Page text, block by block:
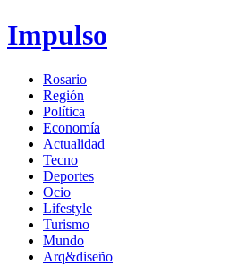
Impulso
Rosario
Región
Política
Economía
Actualidad
Tecno
Deportes
Ocio
Lifestyle
Turismo
Mundo
Arq&diseño